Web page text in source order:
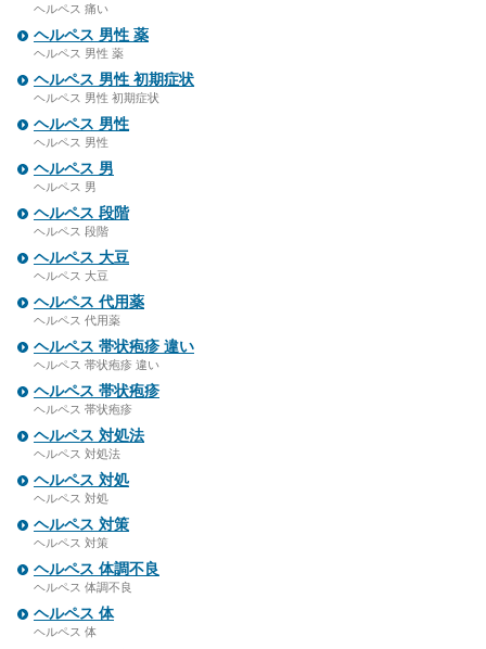
ヘルペス 痛い
ヘルペス 男性 薬
ヘルペス 男性 薬
ヘルペス 男性 初期症状
ヘルペス 男性 初期症状
ヘルペス 男性
ヘルペス 男性
ヘルペス 男
ヘルペス 男
ヘルペス 段階
ヘルペス 段階
ヘルペス 大豆
ヘルペス 大豆
ヘルペス 代用薬
ヘルペス 代用薬
ヘルペス 帯状疱疹 違い
ヘルペス 帯状疱疹 違い
ヘルペス 帯状疱疹
ヘルペス 帯状疱疹
ヘルペス 対処法
ヘルペス 対処法
ヘルペス 対処
ヘルペス 対処
ヘルペス 対策
ヘルペス 対策
ヘルペス 体調不良
ヘルペス 体調不良
ヘルペス 体
ヘルペス 体